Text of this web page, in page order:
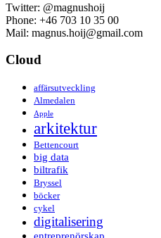
Twitter: @magnushoij
Phone: +46 703 10 35 00
Mail: magnus.hoij@gmail.com
Cloud
affärsutveckling
Almedalen
Apple
arkitektur
Bettencourt
big data
biltrafik
Bryssel
böcker
cykel
digitalisering